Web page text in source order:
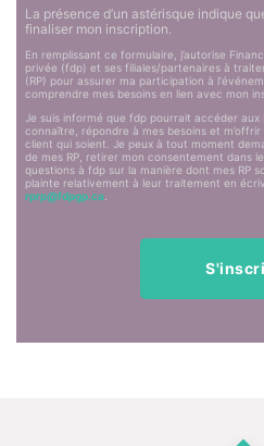
La présence d’un astérisque indique
finaliser mon inscription.
En remplissant ce formulaire, j’autorise
privée (fdp) et ses filiales/partenaires à
(RP) pour assurer ma participation à
comprendre mes besoins en lien avec mon
Je suis informé que fdp pourrait accéder aux
connaître, répondre à mes besoins et
client qui soient. Je peux à tout moment
de mes RP, retirer mon consentement dans
questions à fdp sur la manière dont mes RP
plainte relativement à leur traitement en
rprp@fdpgp.ca